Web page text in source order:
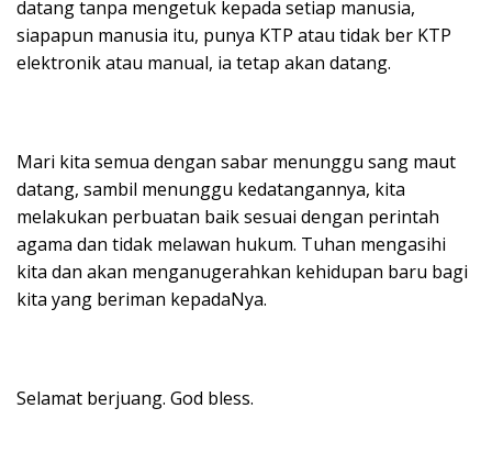
datang tanpa mengetuk kepada setiap manusia,
siapapun manusia itu, punya KTP atau tidak ber KTP
elektronik atau manual, ia tetap akan datang.
Mari kita semua dengan sabar menunggu sang maut
datang, sambil menunggu kedatangannya, kita
melakukan perbuatan baik sesuai dengan perintah
agama dan tidak melawan hukum. Tuhan mengasihi
kita dan akan menganugerahkan kehidupan baru bagi
kita yang beriman kepadaNya.
Selamat berjuang. God bless.